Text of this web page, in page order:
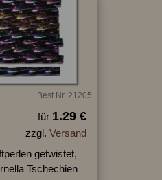
Best.Nr.:21205
für 1.29 €
zzgl. Versand
getwistet,
Tschechien